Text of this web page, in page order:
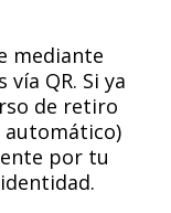
mediante
QR. Si ya
de retiro
por tu